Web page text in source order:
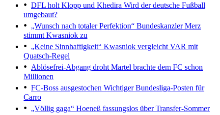
DFL holt Klopp und Khedira Wird der deutsche Fußball
umgebaut?
„Wunsch nach totaler Perfektion“ Bundeskanzler Merz
stimmt Kwasniok zu
„Keine Sinnhaftigkeit“ Kwasniok vergleicht VAR mit
Quatsch-Regel
Ablösefrei-Abgang droht Martel brachte dem FC schon
Millionen
FC-Boss ausgestochen Wichtiger Bundesliga-Posten für
Carro
„Völlig gaga“ Hoeneß fassungslos über Transfer-Sommer